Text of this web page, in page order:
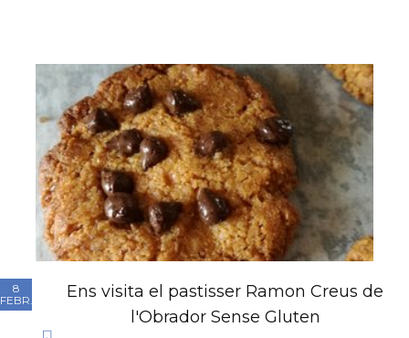
8
FEBR.
Ens visita el pastisser Ramon Creus de
l'Obrador Sense Gluten